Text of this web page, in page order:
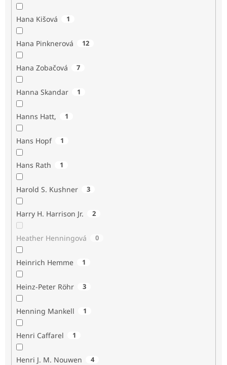
Hana Kišová 1
Hana Pinknerová 12
Hana Zobačová 7
Hanna Skandar 1
Hanns Hatt, 1
Hans Hopf 1
Hans Rath 1
Harold S. Kushner 3
Harry H. Harrison Jr. 2
Heather Henningová 0
Heinrich Hemme 1
Heinz-Peter Röhr 3
Henning Mankell 1
Henri Caffarel 1
Henri J. M. Nouwen 4